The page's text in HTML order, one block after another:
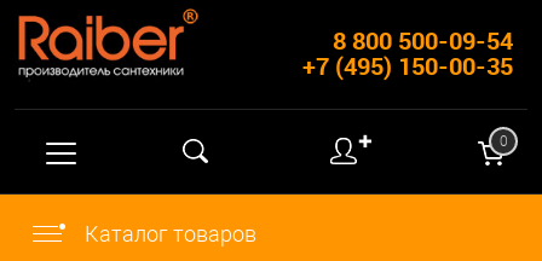
8 800 500-09-54
+7 (495) 150-00-35
✚ 0
Каталог товаров